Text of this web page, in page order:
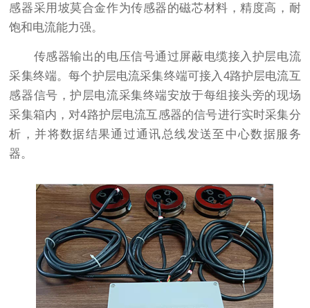
感器采用坡莫合金作为传感器的磁芯材料，精度高，耐
饱和电流能力强。
传感器输出的电压信号通过屏蔽电缆接入护层电流
采集终端。每个护层电流采集终端可接入4路护层电流互
感器信号，护层电流采集终端安放于每组接头旁的现场
采集箱内，对4路护层电流互感器的信号进行实时采集分
析，并将数据结果通过通讯总线发送至中心数据服务
器。